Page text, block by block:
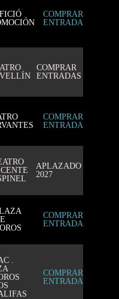
COMPRAR
ENTRADAS
COMPRAR
ENTRADAS
COMPRAR
ENTRADAS
APLAZADO
2027
COMPRAR
ENTRADAS
.
COMPRAR
ENTRADAS